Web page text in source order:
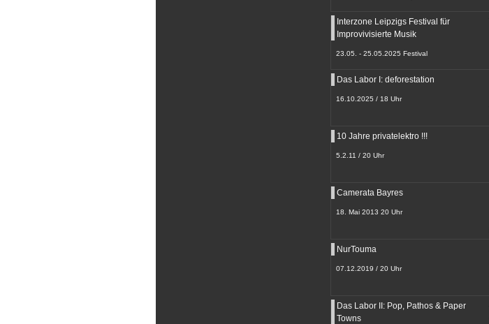
Interzone Leipzigs Festival für
Improvivisierte Musik
23.05. - 25.05.2025 Festival
Das Labor I: deforestation
16.10.2025 / 18 Uhr
10 Jahre privatelektro !!!
5.2.11 / 20 Uhr
Camerata Bayres
18. Mai 2013 20 Uhr
NurTouma
07.12.2019 / 20 Uhr
Das Labor II: Pop, Pathos & Paper
Towns